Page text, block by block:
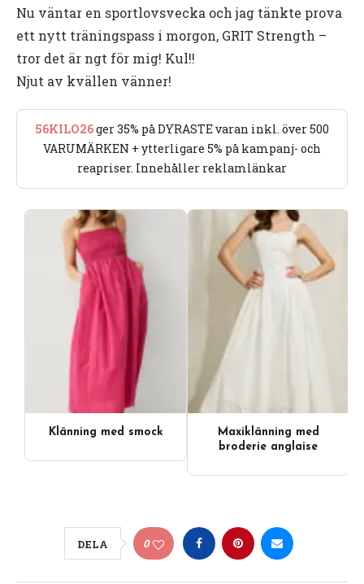
Nu väntar en sportlovsvecka och jag tänkte prova
ett nytt träningspass i morgon, GRIT Strength –
tror det är ngt för mig! Kul!!
Njut av kvällen vänner!
56KILO26ger 35% på DYRASTE varan inkl. över 500
VARUMÄRKEN + ytterligare 5% på kampanj- och
reapriser. Innehåller reklamlänkar
Klänning med smock
Maxiklänning med
broderie anglaise
DELA 0